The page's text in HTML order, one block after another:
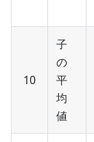
10
子
の
平
均
値